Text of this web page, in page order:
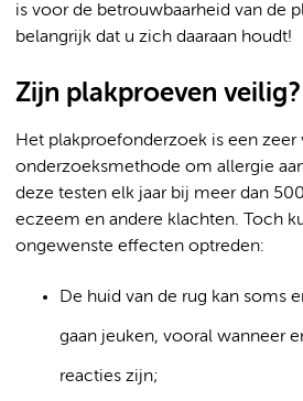
is voor de betrouwbaarheid van de
belangrijk dat u zich daaraan houdt!
Zijn plakproeven veilig?
Het plakproefonderzoek is een zeer
onderzoeksmethode om allergie
deze testen elk jaar bij meer dan
eczeem en andere klachten. Toch
ongewenste effecten optreden:
De huid van de rug kan soms
gaan jeuken, vooral wanneer
reacties zijn;